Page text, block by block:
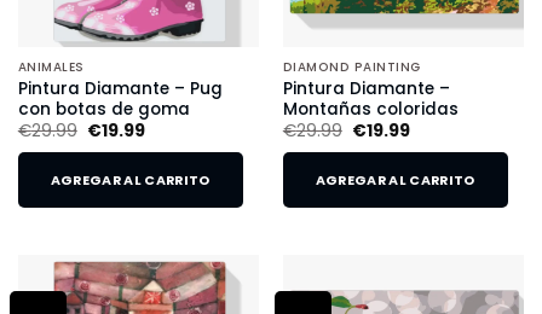
ANIMALES
Pintura Diamante – Pug
con botas de goma
€29.99 €19.99
AGREGAR AL CARRITO
DIAMOND PAINTING
Pintura Diamante –
Montañas coloridas
€29.99 €19.99
AGREGAR AL CARRITO